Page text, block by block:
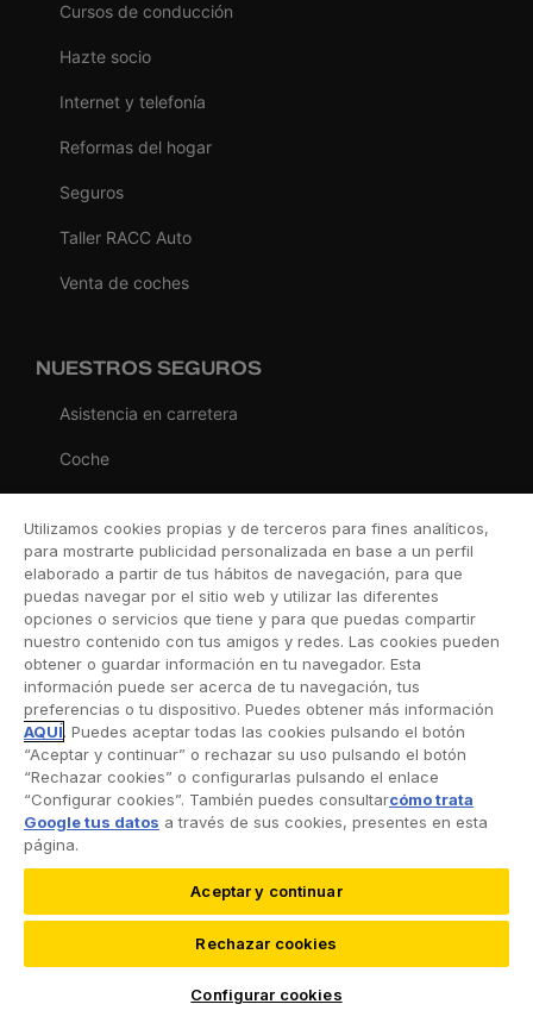
Cursos de conducción
Hazte socio
Internet y telefonía
Reformas del hogar
Seguros
Taller RACC Auto
Venta de coches
NUESTROS SEGUROS
Asistencia en carretera
Coche
Viaje
Hogar
Vida
Decesos
Dental
Deportivo
Esquí
cookies|Protección de datos
Utilizamos cookies propias y de terceros para fines analíticos,
para mostrarte publicidad personalizada en base a un perfil
elaborado a partir de tus hábitos de navegación, para que
puedas navegar por el sitio web y utilizar las diferentes
opciones o servicios que tiene y para que puedas compartir
nuestro contenido con tus amigos y redes. Las cookies pueden
obtener o guardar información en tu navegador. Esta
información puede ser acerca de tu navegación, tus
preferencias o tu dispositivo. Puedes obtener más información
AQUÍ. Puedes aceptar todas las cookies pulsando el botón
“Aceptar y continuar” o rechazar su uso pulsando el botón
“Rechazar cookies” o configurarlas pulsando el enlace
“Configurar cookies”. También puedes consultarcómo trata
Google tus datos a través de sus cookies, presentes en esta
página.
Aceptar y continuar
Rechazar cookies
Configurar cookies